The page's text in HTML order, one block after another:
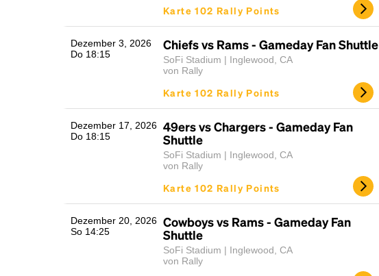
Karte 102 Rally Points
Dezember 3, 2026
Do 18:15
Chiefs vs Rams - Gameday Fan Shuttle
SoFi Stadium | Inglewood, CA
von Rally
Karte 102 Rally Points
Dezember 17, 2026
Do 18:15
49ers vs Chargers - Gameday Fan
Shuttle
SoFi Stadium | Inglewood, CA
von Rally
Karte 102 Rally Points
Dezember 20, 2026
So 14:25
Cowboys vs Rams - Gameday Fan
Shuttle
SoFi Stadium | Inglewood, CA
von Rally